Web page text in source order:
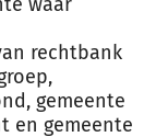
rechtbank
gemeente
en gemeente